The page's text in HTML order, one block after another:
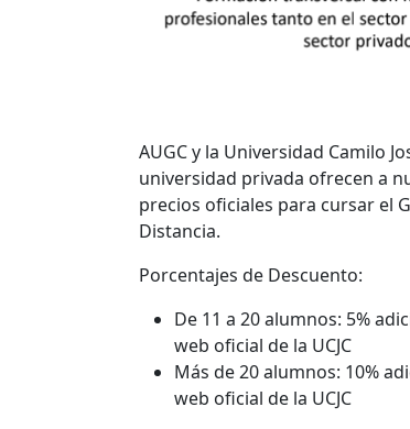
AUGC y la Universidad Camilo
universidad privada ofrecen a
precios oficiales para cursar el
Distancia.
Porcentajes de Descuento:
De 11 a 20 alumnos: 5%
web oficial de la UCJC
Más de 20 alumnos: 10%
web oficial de la UCJC